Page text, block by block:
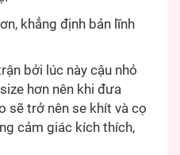
khẳng định bản lĩnh
bởi lúc này cậu nhỏ
hơn nên khi đưa
sẽ trở nên se khít và cọ
cảm giác kích thích,